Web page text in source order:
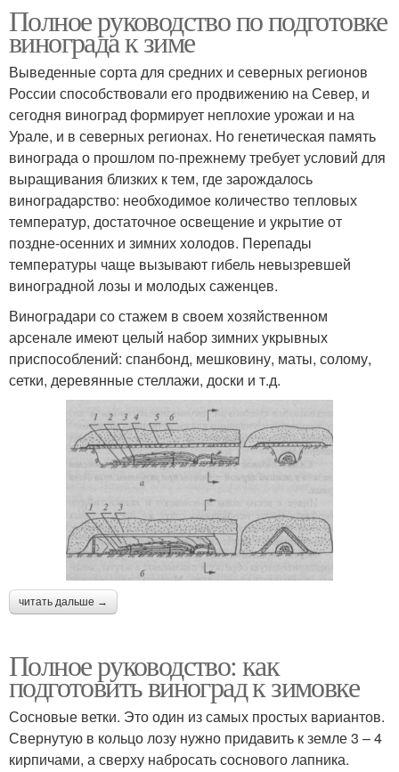
Полное руководство по подготовке
винограда к зиме
Выведенные сорта для средних и северных регионов
России способствовали его продвижению на Север, и
сегодня виноград формирует неплохие урожаи и на
Урале, и в северных регионах. Но генетическая память
винограда о прошлом по-прежнему требует условий для
выращивания близких к тем, где зарождалось
виноградарство: необходимое количество тепловых
температур, достаточное освещение и укрытие от
поздне-осенних и зимних холодов. Перепады
температуры чаще вызывают гибель невызревшей
виноградной лозы и молодых саженцев.
Виноградари со стажем в своем хозяйственном
арсенале имеют целый набор зимних укрывных
приспособлений: спанбонд, мешковину, маты, солому,
сетки, деревянные стеллажи, доски и т.д.
читать дальше →
Полное руководство: как
подготовить виноград к зимовке
Сосновые ветки. Это один из самых простых вариантов.
Свернутую в кольцо лозу нужно придавить к земле 3 – 4
кирпичами, а сверху набросать соснового лапника.